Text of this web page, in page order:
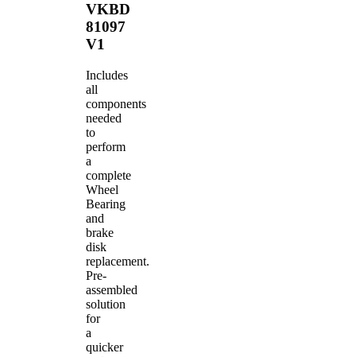
VKBD
81097
V1
Includes
all
components
needed
to
perform
a
complete
Wheel
Bearing
and
brake
disk
replacement.
Pre-
assembled
solution
for
a
quicker